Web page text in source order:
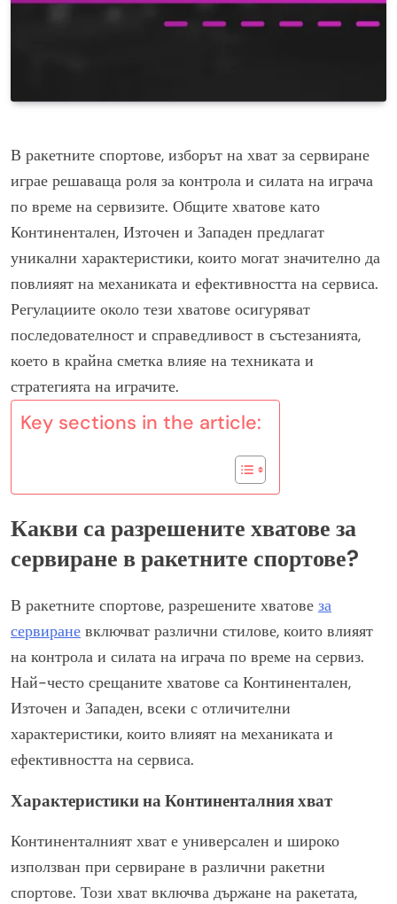
В ракетните спортове, изборът на хват за сервиране
играе решаваща роля за контрола и силата на играча
по време на сервизите. Общите хватове като
Континентален, Източен и Западен предлагат
уникални характеристики, които могат значително да
повлияят на механиката и ефективността на сервиса.
Регулациите около тези хватове осигуряват
последователност и справедливост в състезанията,
което в крайна сметка влияе на техниката и
стратегията на играчите.
Key sections in the article:
Какви са разрешените хватове за
сервиране в ракетните спортове?
В ракетните спортове, разрешените хватове за
сервиране включват различни стилове, които влияят
на контрола и силата на играча по време на сервиз.
Най-често срещаните хватове са Континентален,
Източен и Западен, всеки с отличителни
характеристики, които влияят на механиката и
ефективността на сервиса.
Характеристики на Континенталния хват
Континенталният хват е универсален и широко
използван при сервиране в различни ракетни
спортове. Този хват включва държане на ракетата,